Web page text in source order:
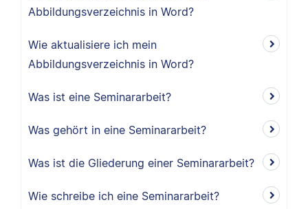
Abbildungsverzeichnis in Word?
Wie aktualisiere ich mein
Abbildungsverzeichnis in Word?
Was ist eine Seminararbeit?
Was gehört in eine Seminararbeit?
Was ist die Gliederung einer Seminararbeit?
Wie schreibe ich eine Seminararbeit?